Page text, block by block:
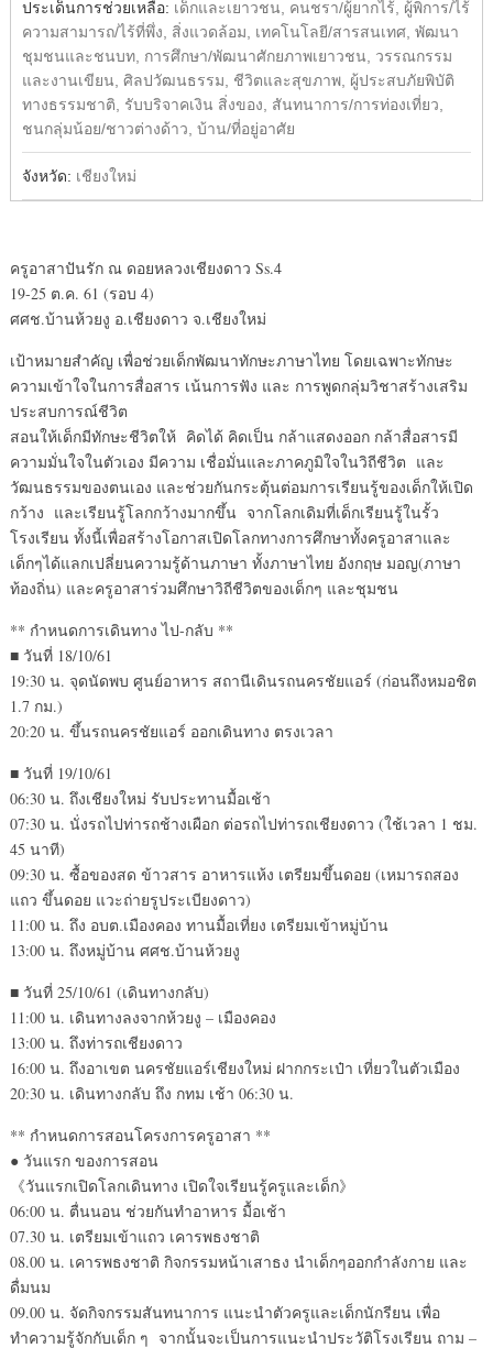
ประเด็นการช่วยเหลือ: เด็กและเยาวชน, คนชรา/ผู้ยากไร้, ผู้พิการ/ไร้
ความสามารถ/ไร้ที่พึ่ง, สิ่งแวดล้อม, เทคโนโลยี/สารสนเทศ, พัฒนา
ชุมชนและชนบท, การศึกษา/พัฒนาศักยภาพเยาวชน, วรรณกรรม
และงานเขียน, ศิลปวัฒนธรรม, ชีวิตและสุขภาพ, ผู้ประสบภัยพิบัติ
ทางธรรมชาติ, รับบริจาคเงิน สิ่งของ, สันทนาการ/การท่องเที่ยว,
ชนกลุ่มน้อย/ชาวต่างด้าว, บ้าน/ที่อยู่อาศัย
จังหวัด: เชียงใหม่
ครูอาสาปันรัก ณ ดอยหลวงเชียงดาว Ss.4
19-25 ต.ค. 61 (รอบ 4)
ศศช.บ้านห้วยงู อ.เชียงดาว จ.เชียงใหม่
เป้าหมายสำคัญ เพื่อช่วยเด็กพัฒนาทักษะภาษาไทย โดยเฉพาะทักษะ
ความเข้าใจในการสื่อสาร เน้นการฟัง และ การพูดกลุ่มวิชาสร้างเสริม
ประสบการณ์ชีวิต
สอนให้เด็กมีทักษะชีวิตให้ คิดได้ คิดเป็น กล้าแสดงออก กล้าสื่อสารมี
ความมั่นใจในตัวเอง มีความ เชื่อมั่นและภาคภูมิใจในวิถีชีวิต และ
วัฒนธรรมของตนเอง และช่วยกันกระตุ้นต่อมการเรียนรู้ของเด็กให้เปิด
กว้าง และเรียนรู้โลกกว้างมากขึ้น จากโลกเดิมที่เด็กเรียนรู้ในรั้ว
โรงเรียน ทั้งนี้เพื่อสร้างโอกาสเปิดโลกทางการศึกษาทั้งครูอาสาและ
เด็กๆได้แลกเปลี่ยนความรู้ด้านภาษา ทั้งภาษาไทย อังกฤษ มอญ(ภาษา
ท้องถิ่น) และครูอาสาร่วมศึกษาวิถีชีวิตของเด็กๆ และชุมชน
** กำหนดการเดินทาง ไป-กลับ **
■ วันที่ 18/10/61
19:30 น. จุดนัดพบ ศูนย์อาหาร สถานีเดินรถนครชัยแอร์ (ก่อนถึงหมอชิต
1.7 กม.)
20:20 น. ขึ้นรถนครชัยแอร์ ออกเดินทาง ตรงเวลา
■ วันที่ 19/10/61
06:30 น. ถึงเชียงใหม่ รับประทานมื้อเช้า
07:30 น. นั่งรถไปท่ารถช้างเผือก ต่อรถไปท่ารถเชียงดาว (ใช้เวลา 1 ชม.
45 นาที)
09:30 น. ซื้อของสด ข้าวสาร อาหารแห้ง เตรียมขึ้นดอย (เหมารถสอง
แถว ขึ้นดอย แวะถ่ายรูประเบียงดาว)
11:00 น. ถึง อบต.เมืองคอง ทานมื้อเที่ยง เตรียมเข้าหมู่บ้าน
13:00 น. ถึงหมู่บ้าน ศศช.บ้านห้วยงู
■ วันที่ 25/10/61 (เดินทางกลับ)
11:00 น. เดินทางลงจากห้วยงู – เมืองคอง
13:00 น. ถึงท่ารถเชียงดาว
16:00 น. ถึงอาเขต นครชัยแอร์เชียงใหม่ ฝากกระเป๋า เที่ยวในตัวเมือง
20:30 น. เดินทางกลับ ถึง กทม เช้า 06:30 น.
** กำหนดการสอนโครงการครูอาสา **
● วันแรก ของการสอน
《วันแรกเปิดโลกเดินทาง เปิดใจเรียนรู้ครูและเด็ก》
06:00 น. ตื่นนอน ช่วยกันทำอาหาร มื้อเช้า
07.30 น. เตรียมเข้าแถว เคารพธงชาติ
08.00 น. เคารพธงชาติ กิจกรรมหน้าเสาธง นำเด็กๆออกกำลังกาย และ
ดื่มนม
09.00 น. จัดกิจกรรมสันทนาการ แนะนำตัวครูและเด็กนักรียน เพื่อ
ทำความรู้จักกับเด็ก ๆ จากนั้นจะเป็นการแนะนำประวัติโรงเรียน ถาม –